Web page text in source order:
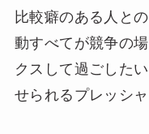
比較癖のある人と
動すべてが競争の
クスして過ごした
せられるプレッシ